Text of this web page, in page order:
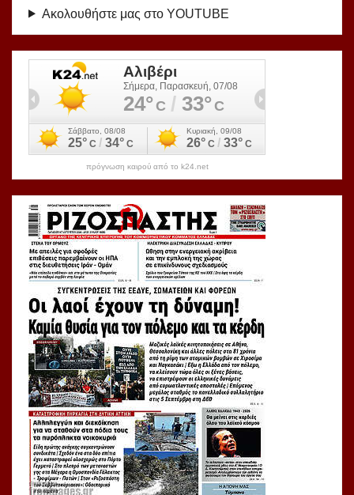
Ακολουθήστε μας στο YOUTUBE
πρόγνωση καιρού από το k24.net